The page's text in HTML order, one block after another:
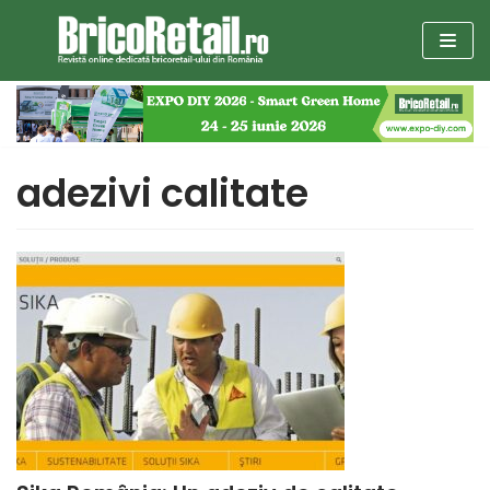
la
conținut
adezivi calitate